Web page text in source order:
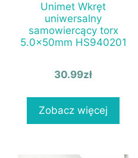
Unimet Wkręt
uniwersalny
samowiercący torx
5.0x50mm HS940201
30.99zł
Zobacz więcej